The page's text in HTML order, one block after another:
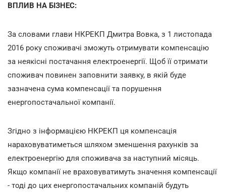
ВПЛИВ НА БІЗНЕС:
За словами глави НКРЕКП Дмитра Вовка, з 1 листопада
2016 року споживачі зможуть отримувати компенсацію
за неякісні постачання електроенергії. Щоб її отримати
споживач повинен заповнити заявку, в якій буде
зазначена сума компенсації та порушення
енергопостачальної компанії.
Згідно з інформацією НКРЕКП ця компенсація
нараховуватиметься шляхом зменшення рахунків за
електроенергію для споживача за наступний місяць.
Якщо компанії не враховуватимуть значення компенсації
- тоді до цих енергопостачальних компаній будуть